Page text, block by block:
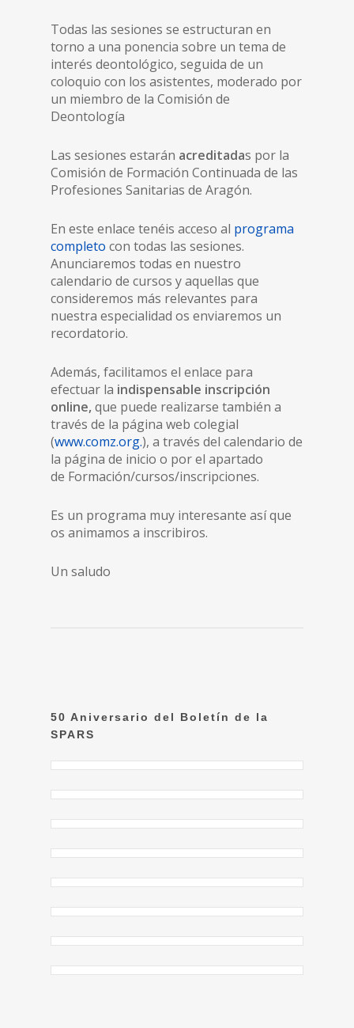
Todas las sesiones se estructuran en
torno a una ponencia sobre un tema de
interés deontológico, seguida de un
coloquio con los asistentes, moderado por
un miembro de la Comisión de
Deontología
Las sesiones estarán acreditadas por la
Comisión de Formación Continuada de las
Profesiones Sanitarias de Aragón.
En este enlace tenéis acceso al programa
completo con todas las sesiones.
Anunciaremos todas en nuestro
calendario de cursos y aquellas que
consideremos más relevantes para
nuestra especialidad os enviaremos un
recordatorio.
Además, facilitamos el enlace para
efectuar la indispensable inscripción
online,que puede realizarse también a
través de la página web colegial
(www.comz.org.), a través del calendario de
la página de inicio o por el apartado
de Formación/cursos/inscripciones.
Es un programa muy interesante así que
os animamos a inscribiros.
Un saludo
50 Aniversario del Boletín de la
SPARS